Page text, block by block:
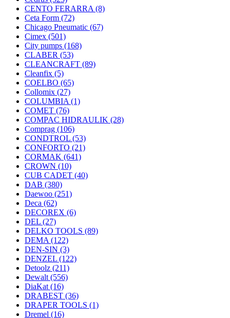
CENTO FERARRA (8)
Ceta Form (72)
Chicago Pneumatic (67)
Cimex (501)
City pumps (168)
CLABER (53)
CLEANCRAFT (89)
Cleanfix (5)
COELBO (65)
Collomix (27)
COLUMBIA (1)
COMET (76)
COMPAC HIDRAULIK (28)
Comprag (106)
CONDTROL (53)
CONFORTO (21)
CORMAK (641)
CROWN (10)
CUB CADET (40)
DAB (380)
Daewoo (251)
Deca (62)
DECOREX (6)
DEL (27)
DELKO TOOLS (89)
DEMA (122)
DEN-SIN (3)
DENZEL (122)
Detoolz (211)
Dewalt (556)
DiaKat (16)
DRABEST (36)
DRAPER TOOLS (1)
Dremel (16)